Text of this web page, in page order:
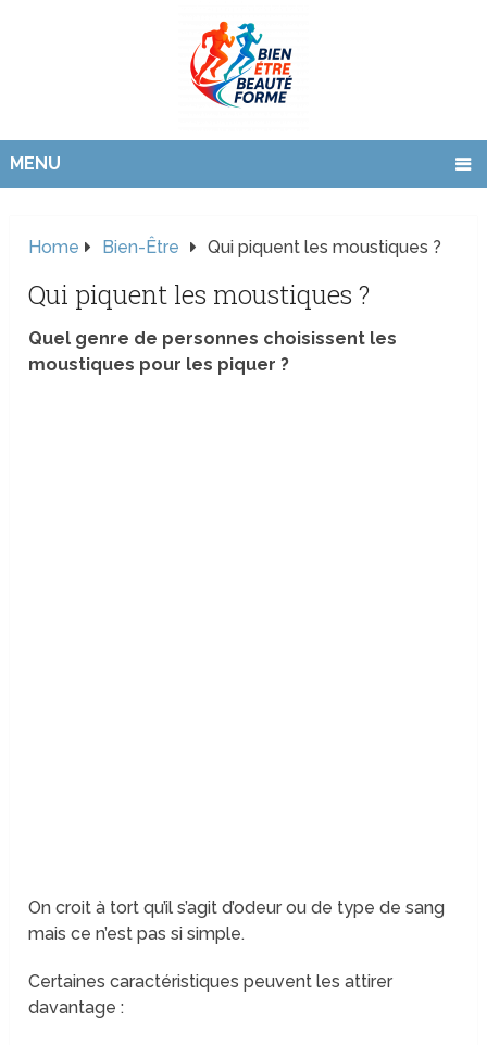
MENU
Home Bien-Être Qui piquent les moustiques ?
Qui piquent les moustiques ?
Quel genre de personnes choisissent les
moustiques pour les piquer ?
On croit à tort qu’il s’agit d’odeur ou de type de sang
mais ce n’est pas si simple.
Certaines caractéristiques peuvent les attirer
davantage :